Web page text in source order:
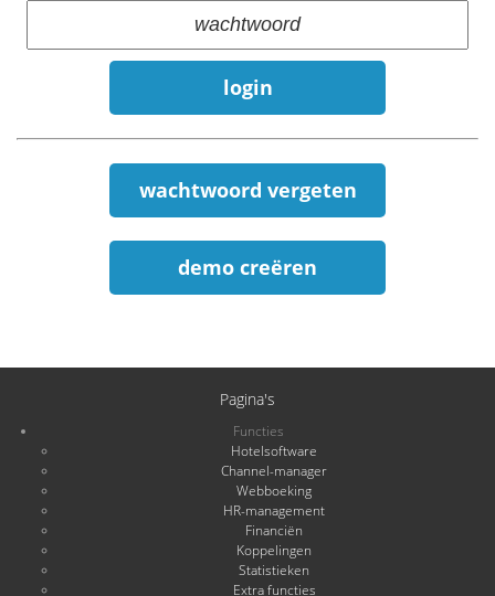
login
wachtwoord vergeten
demo creëren
Pagina's
Functies
Hotelsoftware
Channel-manager
Webboeking
HR-management
Financiën
Koppelingen
Statistieken
Extra functies